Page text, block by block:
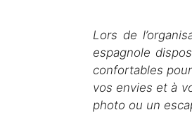
Lors de
espagnole
confortables
vos envies et à
photo ou un